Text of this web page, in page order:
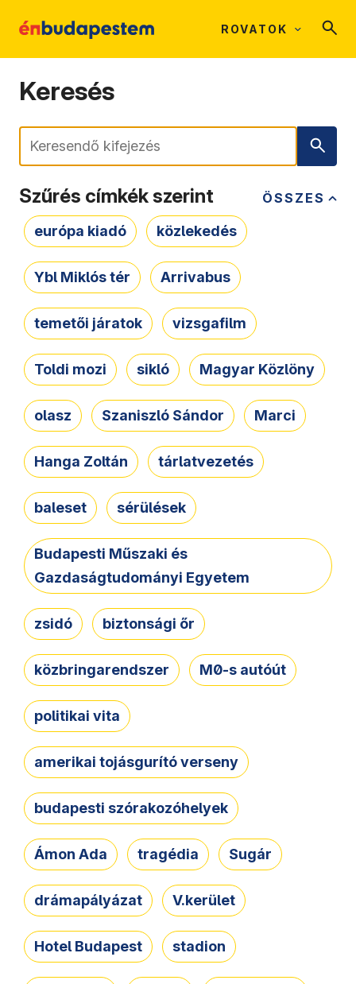
ROVATOK
Keresés
Keresés
ÖSSZES
Szűrés címkék szerint
európa kiadó közlekedés
Ybl Miklós tér Arrivabus
temetői járatok vizsgafilm
Toldi mozi sikló Magyar Közlöny
olasz Szaniszló Sándor Marci
Hanga Zoltán tárlatvezetés
baleset sérülések
Budapesti Műszaki és
Gazdaságtudományi Egyetem
zsidó biztonsági őr
közbringarendszer M0-s autóút
politikai vita
amerikai tojásgurító verseny
budapesti szórakozóhelyek
Ámon Ada tragédia Sugár
drámapályázat V.kerület
Hotel Budapest stadion